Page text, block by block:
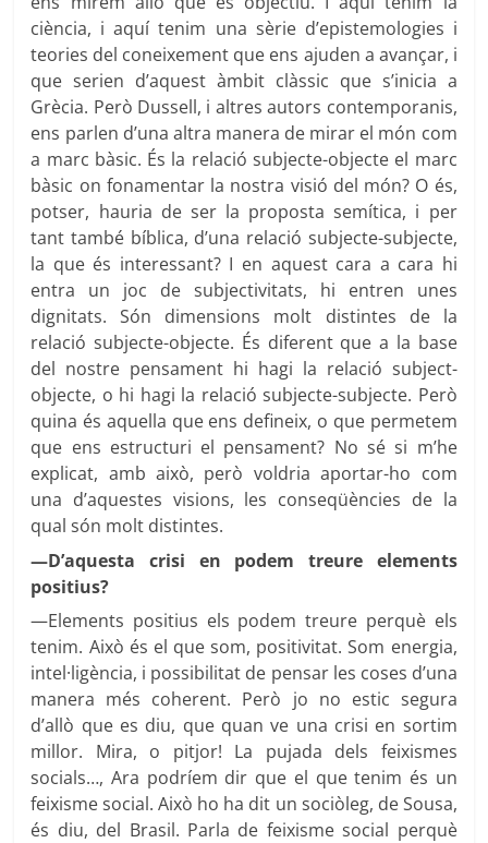
ciència, i aquí tenim una sèrie d’epistemologies i
teories del coneixement que ens ajuden a avançar, i
que serien d’aquest àmbit clàssic que s’inicia a
Grècia. Però Dussell, i altres autors contemporanis,
ens parlen d’una altra manera de mirar el món com
a marc bàsic. És la relació subjecte-objecte el marc
bàsic on fonamentar la nostra visió del món? O és,
potser, hauria de ser la proposta semítica, i per
tant també bíblica, d’una relació subjecte-subjecte,
la que és interessant? I en aquest cara a cara hi
entra un joc de subjectivitats, hi entren unes
dignitats. Són dimensions molt distintes de la
relació subjecte-objecte. És diferent que a la base
del nostre pensament hi hagi la relació subject-
objecte, o hi hagi la relació subjecte-subjecte. Però
quina és aquella que ens defineix, o que permetem
que ens estructuri el pensament? No sé si m’he
explicat, amb això, però voldria aportar-ho com
una d’aquestes visions, les conseqüències de la
qual són molt distintes.
—D’aquesta crisi en podem treure elements
positius?
—Elements positius els podem treure perquè els
tenim. Això és el que som, positivitat. Som energia,
intel·ligència, i possibilitat de pensar les coses d’una
manera més coherent. Però jo no estic segura
d’allò que es diu, que quan ve una crisi en sortim
millor. Mira, o pitjor! La pujada dels feixismes
socials…, Ara podríem dir que el que tenim és un
feixisme social. Això ho ha dit un sociòleg, de Sousa,
és diu, del Brasil. Parla de feixisme social perquè